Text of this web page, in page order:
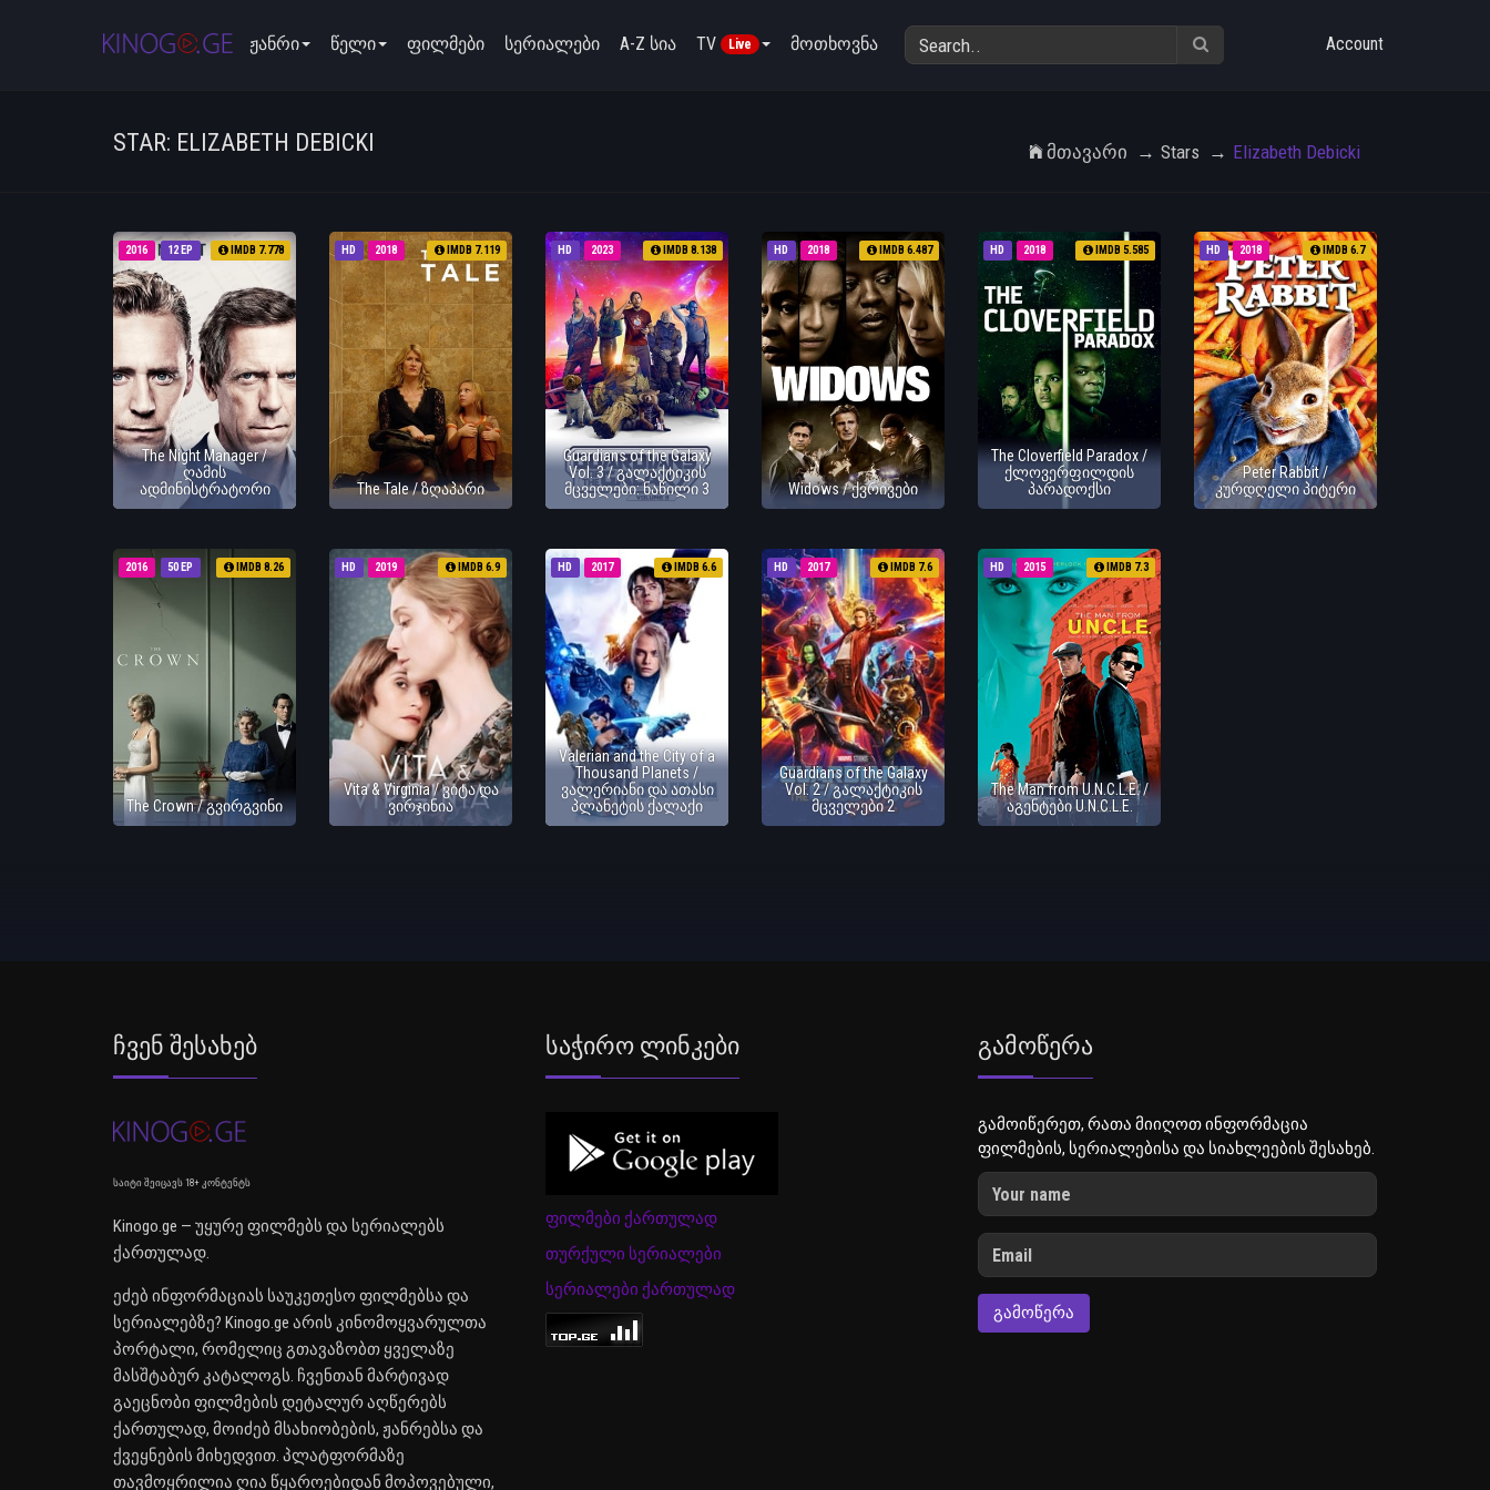
ჟანრი წელი ფილმები სერიალები A-Z სია TV Live მოთხოვნა Account
STAR: ELIZABETH DEBICKI Მთავარი Stars Elizabeth Debicki
12 EP
2016 IMDB 7.778
The Night Manager /
ღამის
ადმინისტრატორი
HD 2018 IMDB 7.119
The Tale / ზღაპარი
HD 2023 IMDB 8.138
Guardians of the Galaxy
Vol. 3 / გალაქტიკის
მცველები: ნაწილი 3
HD 2018 IMDB 6.487
Widows / ქვრივები
HD 2018 IMDB 5.585
The Cloverfield Paradox /
ქლოვერფილდის
პარადოქსი
HD 2018 IMDB 6.7
Peter Rabbit /
კურდღელი პიტერი
50 EP
2016 IMDB 8.26
The Crown / გვირგვინი
HD 2019 IMDB 6.9
Vita & Virginia / ვიტა და
ვირჯინია
HD 2017 IMDB 6.6
Valerian and the City of a
Thousand Planets /
ვალერიანი და ათასი
პლანეტის ქალაქი
HD 2017 IMDB 7.6
Guardians of the Galaxy
Vol. 2 / გალაქტიკის
მცველები 2
HD 2015 IMDB 7.3
The Man from U.N.C.L.E. /
აგენტები U.N.C.L.E.
Ჩვენ Შესახებ
საიტი შეიცავს 18+ კონტენტს
Kinogo.ge — უყურე ფილმებს და სერიალებს
ქართულად.
ეძებ ინფორმაციას საუკეთესო ფილმებსა და
სერიალებზე? Kinogo.ge არის კინომოყვარულთა
პორტალი, რომელიც გთავაზობთ ყველაზე
მასშტაბურ კატალოგს. ჩვენთან მარტივად
გაეცნობი ფილმების დეტალურ აღწერებს
ქართულად, მოიძებ მსახიობების, ჟანრებსა და
ქვეყნების მიხედვით. პლატფორმაზე
თავმოყრილია ღია წყაროებიდან მოპოვებული,
Საჭირო Ლინკები
ფილმები ქართულად
თურქული სერიალები
სერიალები ქართულად
Გამოწერა
გამოიწერეთ, რათა მიიღოთ ინფორმაცია
ფილმების, სერიალებისა და სიახლეების შესახებ.
ᲒᲐᲛᲝᲬᲔᲠᲐ